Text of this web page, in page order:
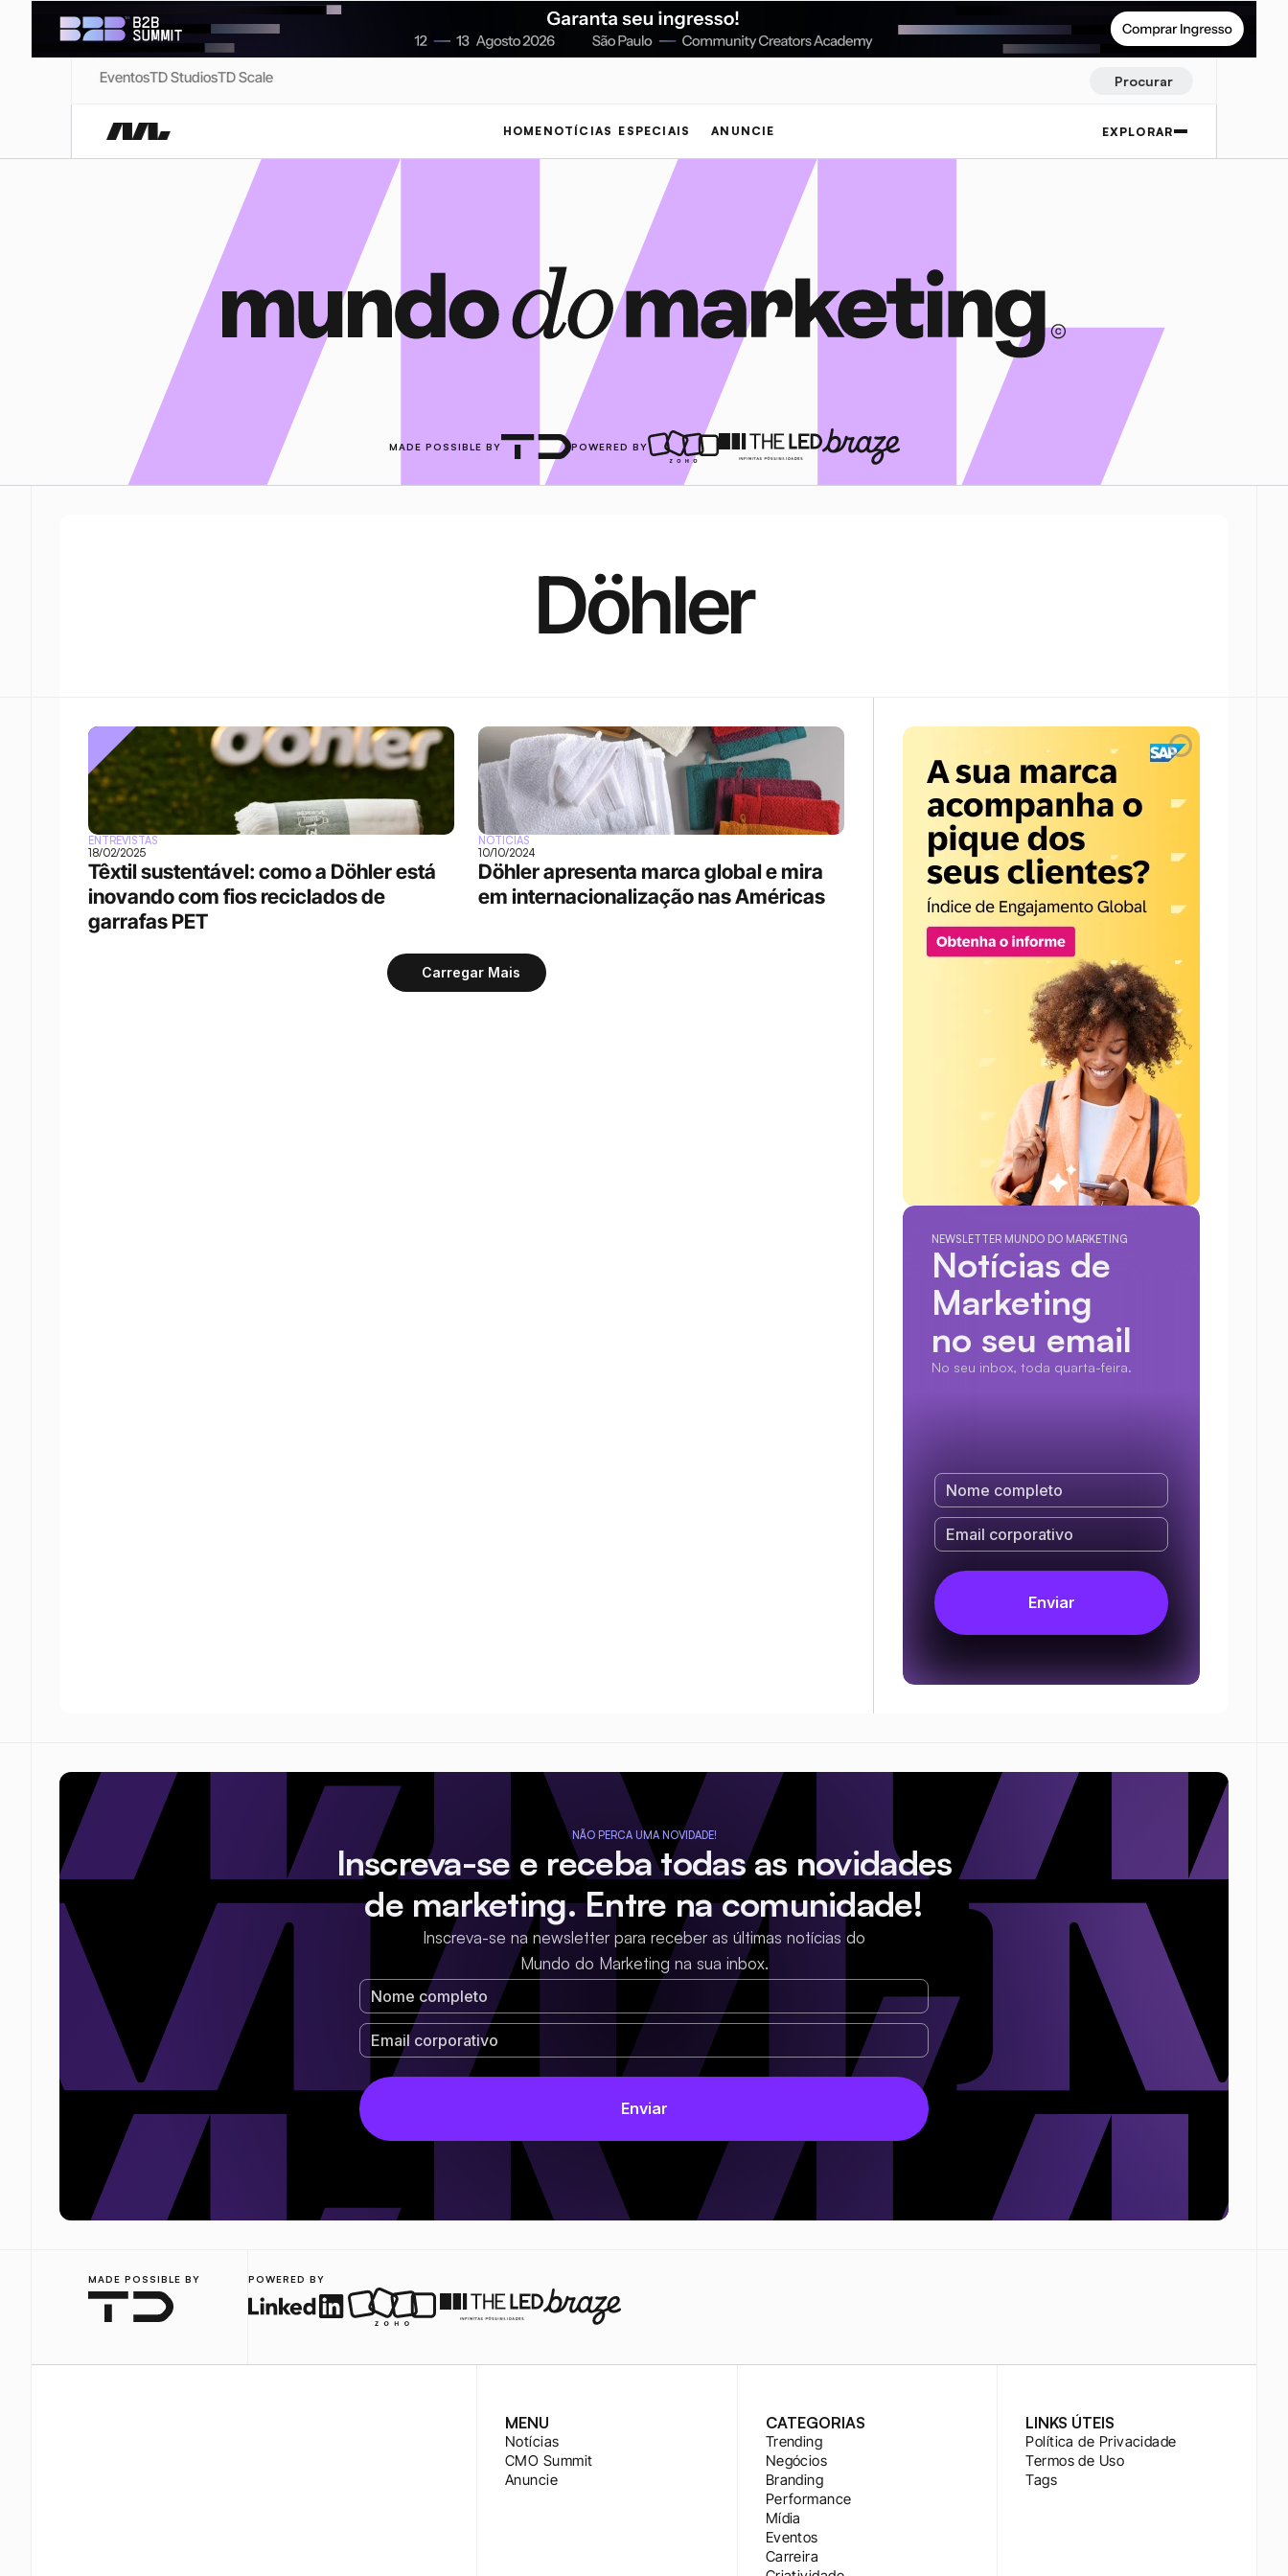
EventosTD StudiosTD Scale Procurar
HOME NOTÍCIAS ESPECIAIS ANUNCIE EXPLORAR
MADE POSSIBLE BY POWERED BY
Döhler
ENTREVISTAS
18/02/2025
Têxtil sustentável: como a Döhler está
inovando com fios reciclados de
garrafas PET
NOTÍCIAS
10/10/2024
Döhler apresenta marca global e mira
em internacionalização nas Américas
Carregar Mais
NEWSLETTER MUNDO DO MARKETING
Notícias de
Marketing
no seu email
No seu inbox, toda quarta-feira.
NÃO PERCA UMA NOVIDADE!
Inscreva-se e receba todas as novidades
de marketing. Entre na comunidade!
Inscreva-se na newsletter para receber as últimas notícias do
Mundo do Marketing na sua inbox.
MADE POSSIBLE BY POWERED BY
MENU
Notícias
CMO Summit
Anuncie
CATEGORIAS
Trending
Negócios
Branding
Performance
Mídia
Eventos
Carreira
LINKS ÚTEIS
Política de Privacidade
Termos de Uso
Tags